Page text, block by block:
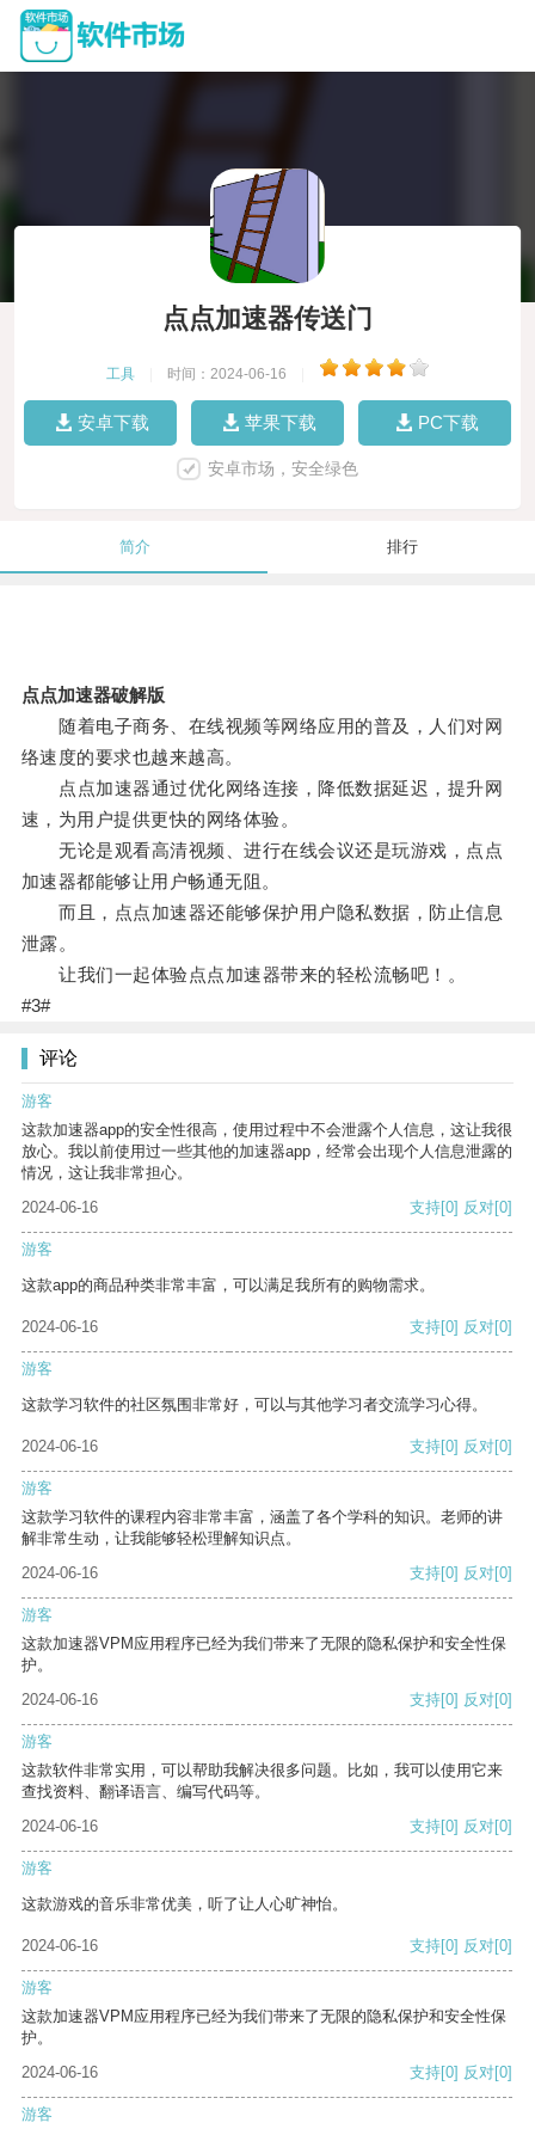
点点加速器传送门
工具 时间：2024-06-16
安卓下载 苹果下载 PC下载
安卓市场，安全绿色
简介 排行
点点加速器破解版
随着电子商务、在线视频等网络应用的普及，人们对网
络速度的要求也越来越高。
点点加速器通过优化网络连接，降低数据延迟，提升网
速，为用户提供更快的网络体验。
无论是观看高清视频、进行在线会议还是玩游戏，点点
加速器都能够让用户畅通无阻。
而且，点点加速器还能够保护用户隐私数据，防止信息
泄露。
让我们一起体验点点加速器带来的轻松流畅吧！。
#3#
评论
游客
这款加速器app的安全性很高，使用过程中不会泄露个人信息，这让我很
放心。我以前使用过一些其他的加速器app，经常会出现个人信息泄露的
情况，这让我非常担心。
2024-06-16
支持[0] 反对[0]
游客
这款app的商品种类非常丰富，可以满足我所有的购物需求。
2024-06-16 支持[0] 反对[0]
游客
这款学习软件的社区氛围非常好，可以与其他学习者交流学习心得。
2024-06-16 支持[0] 反对[0]
游客
这款学习软件的课程内容非常丰富，涵盖了各个学科的知识。老师的讲
解非常生动，让我能够轻松理解知识点。
2024-06-16
支持[0] 反对[0]
游客
这款加速器VPM应用程序已经为我们带来了无限的隐私保护和安全性保
护。
2024-06-16
支持[0] 反对[0]
游客
这款软件非常实用，可以帮助我解决很多问题。比如，我可以使用它来
查找资料、翻译语言、编写代码等。
2024-06-16
支持[0] 反对[0]
游客
这款游戏的音乐非常优美，听了让人心旷神怡。
2024-06-16 支持[0] 反对[0]
游客
这款加速器VPM应用程序已经为我们带来了无限的隐私保护和安全性保
护。
2024-06-16
支持[0] 反对[0]
游客